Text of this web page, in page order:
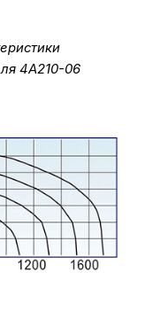
4A210-06